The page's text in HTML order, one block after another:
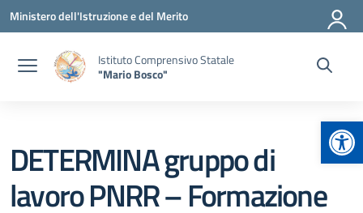
Vai ai contenuti
Vai al menu di navigazione
Vai al footer
Ministero dell'Istruzione e del Merito
Istituto Comprensivo Statale
"Mario Bosco"
DETERMINA gruppo di
lavoro PNRR – Formazione